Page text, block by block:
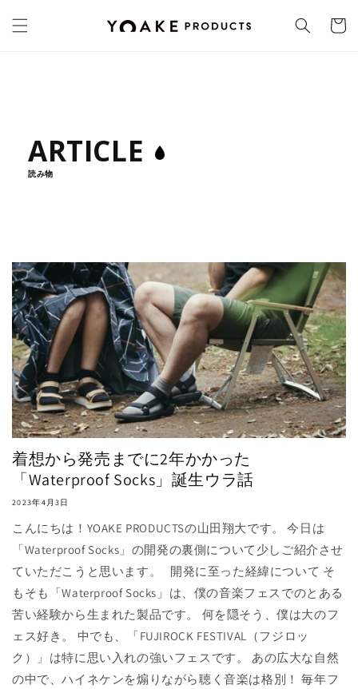
ンツに
進む
ー
ARTICLE
読み物
着想から発売までに2年かかった
「Waterproof Socks」誕生ウラ話
2023年4月3日
こんにちは！YOAKE PRODUCTSの山田翔大です。 今日は
「Waterproof Socks」の開発の裏側について少しご紹介させ
ていただこうと思います。 開発に至った経緯について そ
もそも「Waterproof Socks」は、僕の音楽フェスでのとある
苦い経験から生まれた製品です。 何を隠そう、僕は大のフ
ェス好き。 中でも、「FUJIROCK FESTIVAL（フジロッ
ク）」は特に思い入れの強いフェスです。 あの広大な自然
の中で、ハイネケンを煽りながら聴く音楽は格別！ 毎年フ